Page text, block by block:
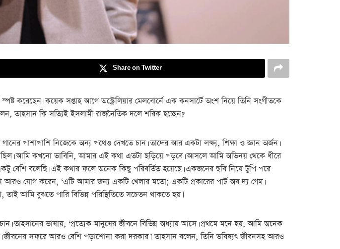
Share on Twitter
করেছেন। কয়েক সপ্তাহ আগে অস্ট্রেলিয়ার মেলবোর্নে এক কনসার্টে অংশ নিয়ে তিনি সংগীতকে
তাহসান কি সত্যিই ইসলামী রাজনৈতিক দলে শরিক হচ্ছেন?
পাশাপাশি নিজেকে অন্য পথেও দেখতে চান। তাদের আর একটা লক্ষ্য, শিক্ষা ও জ্ঞান অর্জন।
আমি কখনো ভাবিনি, আমার এই কথা এতটা ছড়িয়ে পড়বে। আসলে আমি অভিনয় থেকে ধীরে
বেশি বলেছি। এই কথার ফলে অনেক কিছু পরিবর্তিত হয়েছে। একজনের ছবি নিয়ে টুপি পরে
আরও যোগ করেন, ‘এটি আমার জন্য একটি খেলার মতো; একটি প্রকারের পার্ট অব দ্য গেম।
আমি বুঝতে পারি বিভিন্ন পরিস্থিতিতে সচেতন থাকতে হয়।’
তাহসানের ভাষায়, ‘প্রত্যেক মানুষের জীবনে বিভিন্ন অধ্যায় আসে। প্রথমে মনে হয়, আমি অনেক
সফরে আরও বেশি পড়াশোনা করা দরকার।’ তাহসান বলেন, তিনি ভবিষ্যৎ জীবনসহ আরও